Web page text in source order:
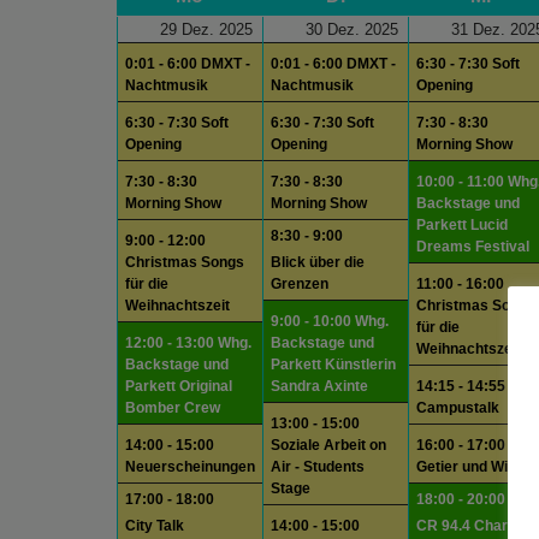
29 Dez. 2025
0:01 - 6:00 DMXT -
Nachtmusik
6:30 - 7:30 Soft
Opening
7:30 - 8:30
Morning Show
9:00 - 12:00
Christmas Songs
für die
Weihnachtszeit
12:00 - 13:00 Whg.
Backstage und
Parkett Original
Bomber Crew
14:00 - 15:00
Neuerscheinungen
17:00 - 18:00
City Talk
30 Dez. 2025
0:01 - 6:00 DMXT -
Nachtmusik
6:30 - 7:30 Soft
Opening
7:30 - 8:30
Morning Show
8:30 - 9:00
Blick über die
Grenzen
9:00 - 10:00 Whg.
Backstage und
Parkett Künstlerin
Sandra Axinte
13:00 - 15:00
Soziale Arbeit on
Air - Students
Stage
14:00 - 15:00
31 Dez.
6:30 - 7:30 Soft
Opening
7:30 - 8:30
Morning Show
10:00 - 11:00
Backstage und
Parkett Lucid
Dreams Festival
11:00 - 16:00
Christmas Songs
für die
Weihnachtszeit
14:15 - 14:55
Campustalk
16:00 - 17:00 Das
Getier und Wir
18:00 - 20:00
CR 94.4 Charts